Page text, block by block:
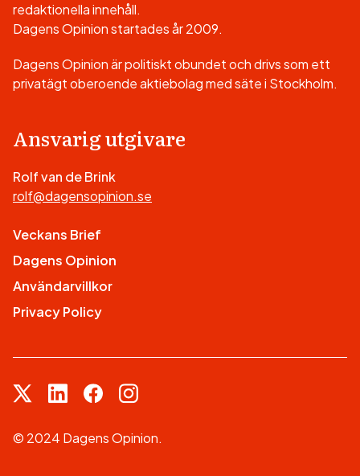
redaktionella innehåll.
Dagens Opinion startades år 2009.
Dagens Opinion är politiskt obundet och drivs som ett
privatägt oberoende aktiebolag med säte i Stockholm.
Ansvarig utgivare
Rolf van de Brink
rolf@dagensopinion.se
Veckans Brief
Dagens Opinion
Användarvillkor
Privacy Policy
© 2024 Dagens Opinion.